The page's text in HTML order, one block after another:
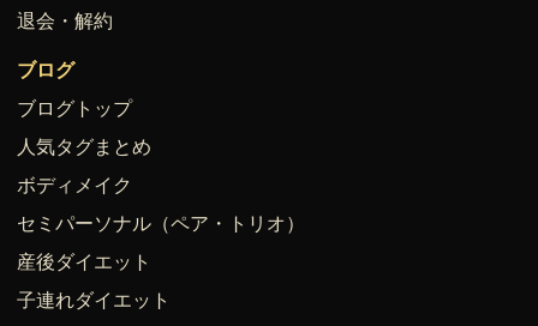
退会・解約
ブログ
ブログトップ
人気タグまとめ
ボディメイク
セミパーソナル（ペア・トリオ）
産後ダイエット
子連れダイエット